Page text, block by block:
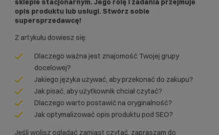
opis produktu lub usługi. Stwórz sobie
supersprzedawcę!
Z artykułu dowiesz się:
Dlaczego ważna jest znajomość Twojej grupy
docelowej?
Jakiego języka używać, aby przekonać do zakupu?
Jak pisać, aby użytkownik chciał czytać?
Dlaczego warto postawić na oryginalność?
Jak optymalizować opis produktu pod SEO?
Jeśli wolisz oglądać zamiast czytać, zapraszam do